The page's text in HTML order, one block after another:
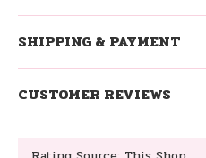
SHIPPING & PAYMENT
CUSTOMER REVIEWS